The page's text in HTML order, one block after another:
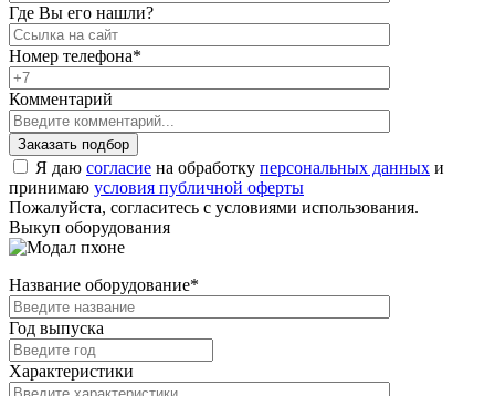
Где Вы его нашли?
Номер телефона*
Комментарий
Я даю согласие на обработку персональных данных и
принимаю условия публичной оферты
Пожалуйста, согласитесь с условиями использования.
Выкуп оборудования
Название оборудование*
Год выпуска
Характеристики